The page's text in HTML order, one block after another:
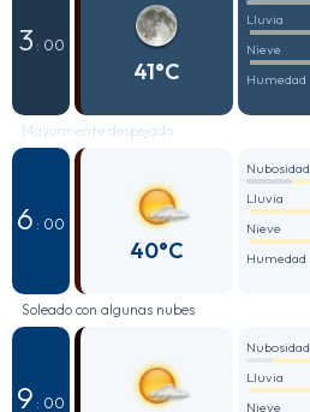
3 : 00
41°C
Lluvia
Nieve
Humedad
Mayormente despejado
6 : 00
40°C
Nubosidad
Lluvia
Nieve
Humedad
Soleado con algunas nubes
9 : 00
Nubosidad
Lluvia
Nieve